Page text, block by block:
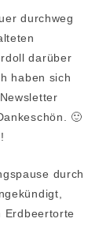
durchweg
darüber
haben sich
🙂
durch
Erdbeertorte